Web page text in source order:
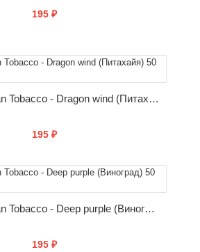
195 ₽
КУПИТЬ
Табак Malaysian Tobacco - Dragon wind (Питахайя) 50 гр.
195 ₽
КУПИТЬ
Табак Malaysian Tobacco - Deep purple (Виноград) 50 гр.
195 ₽